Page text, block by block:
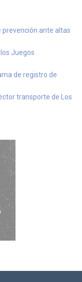
prevención ante altas
Juegos
de registro de
transporte de Los